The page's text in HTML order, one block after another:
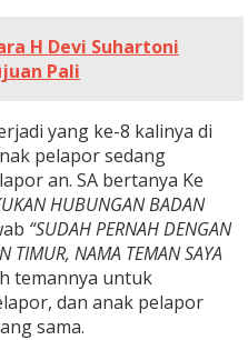
H Devi Suhartoni
Pali
yang ke-8 kalinya di
pelapor sedang
an. SA bertanya Ke
HUBUNGAN BADAN
“SUDAH PERNAH DENGAN
TIMUR, NAMA TEMAN SAYA
temannya untuk
dan anak pelapor
sama.